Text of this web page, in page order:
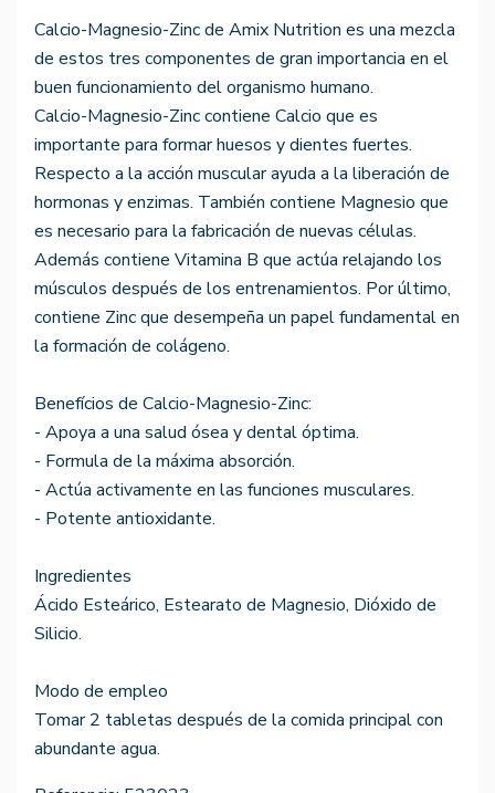
Calcio-Magnesio-Zinc de Amix Nutrition es una mezcla
de estos tres componentes de gran importancia en el
buen funcionamiento del organismo humano.
Calcio-Magnesio-Zinc contiene Calcio que es
importante para formar huesos y dientes fuertes.
Respecto a la acción muscular ayuda a la liberación de
hormonas y enzimas. También contiene Magnesio que
es necesario para la fabricación de nuevas células.
Además contiene Vitamina B que actúa relajando los
músculos después de los entrenamientos. Por último,
contiene Zinc que desempeña un papel fundamental en
la formación de colágeno.
Benefícios de Calcio-Magnesio-Zinc:
- Apoya a una salud ósea y dental óptima.
- Formula de la máxima absorción.
- Actúa activamente en las funciones musculares.
- Potente antioxidante.
Ingredientes
Ácido Esteárico, Estearato de Magnesio, Dióxido de
Silicio.
Modo de empleo
Tomar 2 tabletas después de la comida principal con
abundante agua.